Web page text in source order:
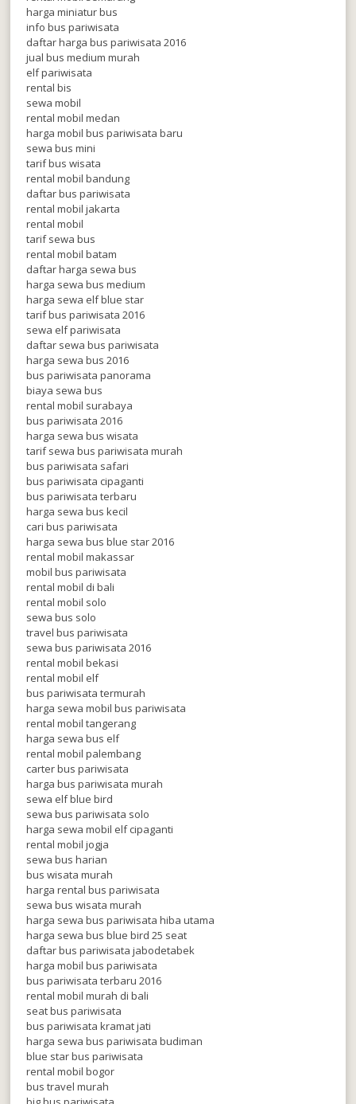
harga miniatur bus
info bus pariwisata
daftar harga bus pariwisata 2016
jual bus medium murah
elf pariwisata
rental bis
sewa mobil
rental mobil medan
harga mobil bus pariwisata baru
sewa bus mini
tarif bus wisata
rental mobil bandung
daftar bus pariwisata
rental mobil jakarta
rental mobil
tarif sewa bus
rental mobil batam
daftar harga sewa bus
harga sewa bus medium
harga sewa elf blue star
tarif bus pariwisata 2016
sewa elf pariwisata
daftar sewa bus pariwisata
harga sewa bus 2016
bus pariwisata panorama
biaya sewa bus
rental mobil surabaya
bus pariwisata 2016
harga sewa bus wisata
tarif sewa bus pariwisata murah
bus pariwisata safari
bus pariwisata cipaganti
bus pariwisata terbaru
harga sewa bus kecil
cari bus pariwisata
harga sewa bus blue star 2016
rental mobil makassar
mobil bus pariwisata
rental mobil di bali
rental mobil solo
sewa bus solo
travel bus pariwisata
sewa bus pariwisata 2016
rental mobil bekasi
rental mobil elf
bus pariwisata termurah
harga sewa mobil bus pariwisata
rental mobil tangerang
harga sewa bus elf
rental mobil palembang
carter bus pariwisata
harga bus pariwisata murah
sewa elf blue bird
sewa bus pariwisata solo
harga sewa mobil elf cipaganti
rental mobil jogja
sewa bus harian
bus wisata murah
harga rental bus pariwisata
sewa bus wisata murah
harga sewa bus pariwisata hiba utama
harga sewa bus blue bird 25 seat
daftar bus pariwisata jabodetabek
harga mobil bus pariwisata
bus pariwisata terbaru 2016
rental mobil murah di bali
seat bus pariwisata
bus pariwisata kramat jati
harga sewa bus pariwisata budiman
blue star bus pariwisata
rental mobil bogor
bus travel murah